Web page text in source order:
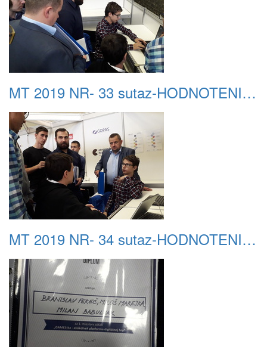
MT 2019 NR- 33 sutaz-HODNOTENIE 08
MT 2019 NR- 34 sutaz-HODNOTENIE 09